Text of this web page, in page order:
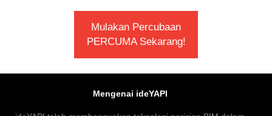
Mulakan Percubaan
PERCUMA Sekarang!
Mengenai ideYAPI